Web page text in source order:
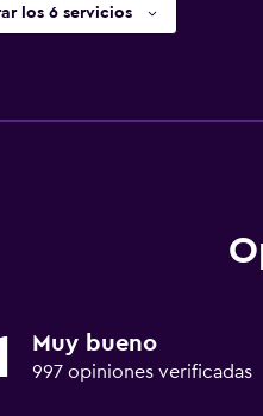
los 6 servicios
Muy bueno
997 opiniones verificadas